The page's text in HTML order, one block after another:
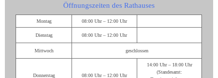
Öffnungszeiten des Rathauses
Montag 08:00 Uhr – 12:00 Uhr
Dienstag 08:00 Uhr – 12:00 Uhr
Mittwoch geschlossen
Donnerstag 08:00 Uhr – 12:00 Uhr
14:00 Uhr – 18:00 Uhr
(Standesamt: